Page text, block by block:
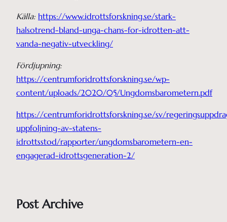
Källa: https://www.idrottsforskning.se/stark-
halsotrend-bland-unga-chans-for-idrotten-att-
vanda-negativ-utveckling/
Fördjupning:
https://centrumforidrottsforskning.se/wp-
content/uploads/2020/05/Ungdomsbarometern.pdf
https://centrumforidrottsforskning.se/sv/
uppfoljning-av-statens-
idrottsstod/rapporter/ungdomsbarometern-en-
engagerad-idrottsgeneration-2/
Post Archive